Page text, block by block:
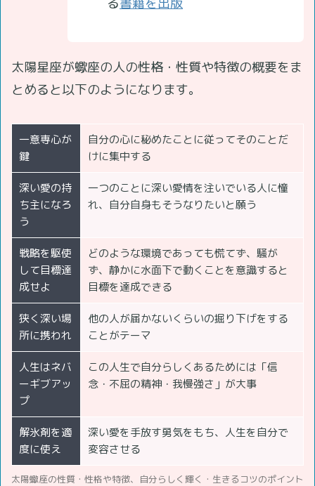
太陽星座が蠍座の人の性格・性質や特徴の概要をま
とめると以下のようになります。
一意専心が
鍵
自分の心に秘めたことに従ってそのことだ
けに集中する
深い愛の持
ち主になろ
う
一つのことに深い愛情を注いでいる人に憧
れ、自分自身もそうなりたいと願う
戦略を駆使
して目標達
成せよ
どのような環境であっても慌てず、騒が
ず、静かに水面下で動くことを意識すると
目標を達成できる
狭く深い場
所に携われ
他の人が届かないくらいの掘り下げをする
ことがテーマ
人生はネバ
ーギブアッ
プ
この人生で自分らしくあるためには「信
念・不屈の精神・我慢強さ」が大事
解氷剤を適
度に使え
深い愛を手放す勇気をもち、人生を自分で
変容させる
太陽蠍座の性質・性格や特徴、自分らしく輝く・生きるコツのポイント